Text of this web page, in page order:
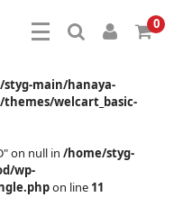
0
main/hanaya-
welcart_basic-
on null in /home/styg-
wp-
on line 11